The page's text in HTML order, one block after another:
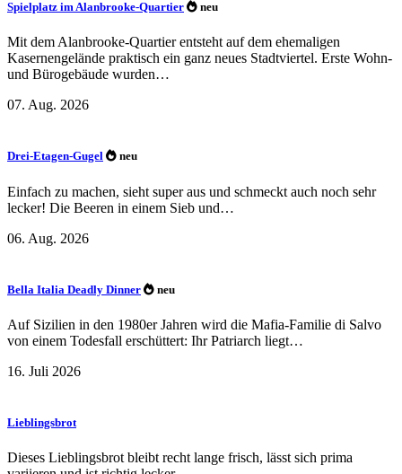
Spielplatz im Alanbrooke-Quartier neu
Mit dem Alanbrooke-Quartier entsteht auf dem ehemaligen
Kasernengelände praktisch ein ganz neues Stadtviertel. Erste Wohn-
und Bürogebäude wurden…
07. Aug. 2026
Drei-Etagen-Gugel neu
Einfach zu machen, sieht super aus und schmeckt auch noch sehr
lecker! Die Beeren in einem Sieb und…
06. Aug. 2026
Bella Italia Deadly Dinner neu
Auf Sizilien in den 1980er Jahren wird die Mafia-Familie di Salvo
von einem Todesfall erschüttert: Ihr Patriarch liegt…
16. Juli 2026
Lieblingsbrot
Dieses Lieblingsbrot bleibt recht lange frisch, lässt sich prima